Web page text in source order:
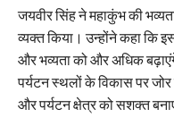
जयवीर सिंह ने महाकुंभ की
व्यक्त किया। उन्होंने कहा कि
और भव्यता को और अधिक
पर्यटन स्थलों के विकास पर जोर
और पर्यटन क्षेत्र को सशक्त